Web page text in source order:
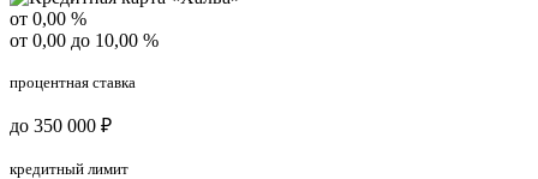
от 0,00 %
от 0,00 до 10,00 %
процентная ставка
до 350 000 ₽
кредитный лимит